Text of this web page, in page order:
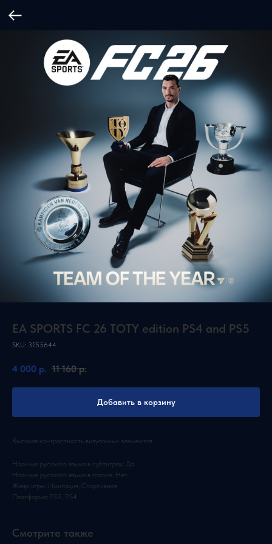
EA SPORTS FC 26 TOTY edition PS4 and PS5
SKU: 3155644
4 000 р. 11 160 р.
Добавить в корзину
Высокая контрастность визуальных элементов
Наличие русского языка в субтитрах: Да
Наличие русского языка в голосе: Нет
Жанр игры: Имитация, Спортивная
Платформа: PS5, PS4
Смотрите также